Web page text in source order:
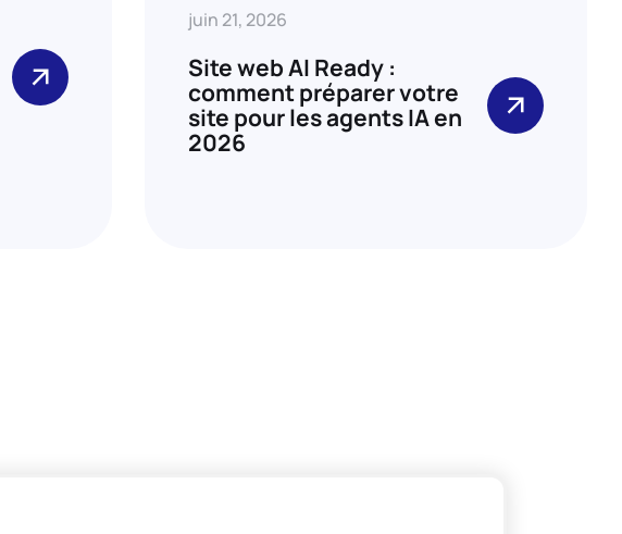
juin 21, 2026
Site web AI Ready :
comment préparer votre
site pour les agents IA en
2026